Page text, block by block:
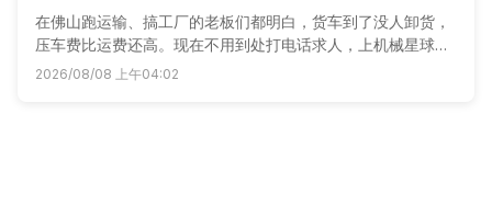
在佛山跑运输、搞工厂的老板们都明白，货车到了没人卸货，
压车费比运费还高。现在不用到处打电话求人，上机械星球发
个用车单子，附近叉车师傅立马给你回电话，多比两家，谁划
2026/08/08 上午04:02